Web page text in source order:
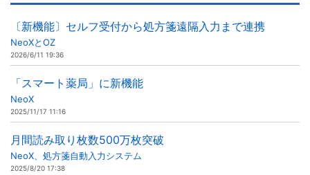
〔新機能〕セルフ受付から処方箋遠隔入力まで連携
NeoXとOZ
2026/6/11 19:36
「スマート薬局」に新機能
NeoX
2025/11/17 11:16
月間読み取り枚数500万枚突破
NeoX、処方箋自動入力システム
2025/8/20 17:38